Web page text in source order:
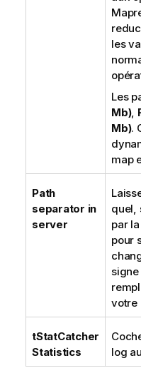
les
Les
Mb),
Mb).
map
Path
separator in
server
quel,
par
pour
votre
tStatCatcher
Statistics
log